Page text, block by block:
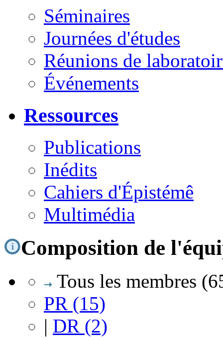
Séminaires
Journées d'études
Réunions de
Événements
Ressources
Publications
Inédits
Cahiers d'Épistémê
Multimédia
Composition de
Tous les membres
PR (15)
| DR (2)